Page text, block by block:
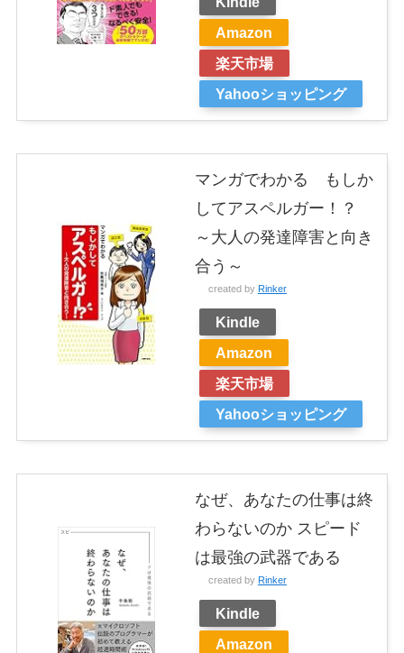
Amazon
楽天市場
Yahooショッピング
マンガでわかる もしか
してアスペルガー！？
～大人の発達障害と向き
合う～
created by Rinker
Kindle
Amazon
楽天市場
Yahooショッピング
なぜ、あなたの仕事は終
わらないのか スピード
は最強の武器である
created by Rinker
Kindle
Amazon